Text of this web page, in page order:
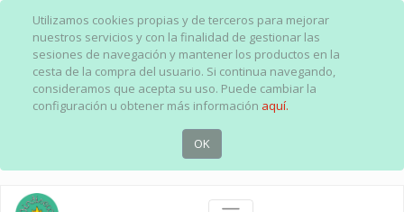
Utilizamos cookies propias y de terceros para mejorar
nuestros servicios y con la finalidad de gestionar las
sesiones de navegación y mantener los productos en la
cesta de la compra del usuario. Si continua navegando,
consideramos que acepta su uso. Puede cambiar la
configuración u obtener más información aquí.
OK